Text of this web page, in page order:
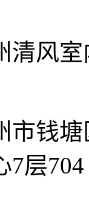
清风
市钱
7层704